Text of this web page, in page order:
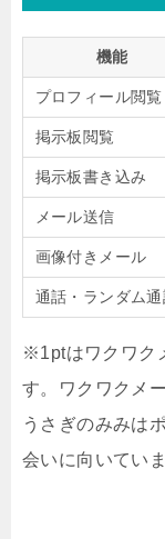
機能
プロフィール閲覧
掲示板閲覧
掲示板書き込み
メール送信
画像付きメール
通話・ランダム
※1ptはワクワク
す。ワクワクメ
うさぎのみみは
会いに向いていま